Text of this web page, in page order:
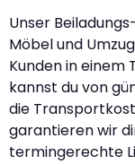
Unser
Möbel und
Kunden in
kannst du von
die
garantieren wir
termingerechte